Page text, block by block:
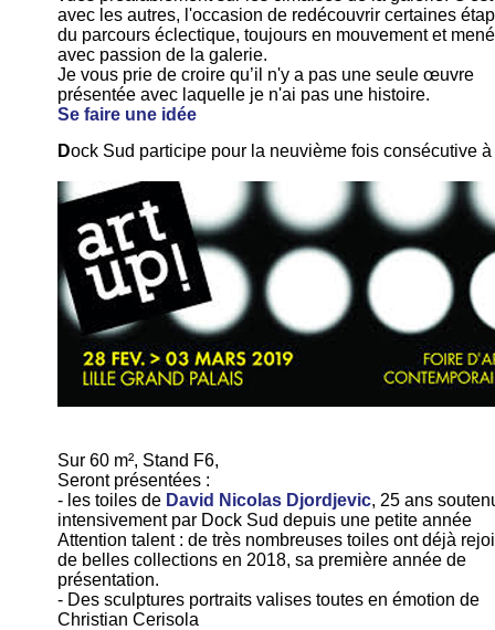
avec les autres, l'occasion de redécouvrir certaines
du parcours éclectique, toujours en mouvement et mené
avec passion de la galerie.
Je vous prie de croire qu’il n'y a pas une seule œuvre
présentée avec laquelle je n'ai pas une histoire.
Se faire une idée
Dock Sud participe pour la neuvième fois consécutive à
Sur 60 m², Stand F6,
Seront présentées :
- les toiles de David Nicolas Djordjevic, 25 ans
intensivement par Dock Sud depuis une petite année
Attention talent : de très nombreuses toiles ont déjà
de belles collections en 2018, sa première année de
présentation.
- Des sculptures portraits valises toutes en émotion de
Christian Cerisola